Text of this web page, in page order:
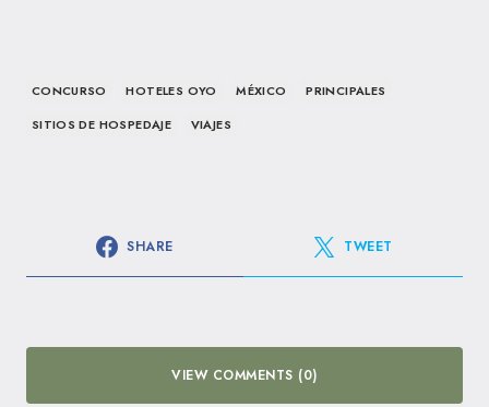
CONCURSO HOTELES OYO MÉXICO
PRINCIPALES
SITIOS DE HOSPEDAJE
VIAJES
SHARE TWEET
VIEW COMMENTS (0)